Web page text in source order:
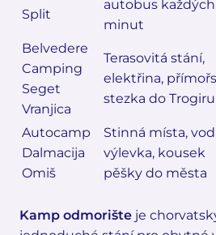
Split
autobus
minut
Belvedere
Camping
Seget
Vranjica
Terasovitá stání,
elektřina,
stezka do Trogiru
Autocamp
Dalmacija
Omiš
Stinná místa,
výlevka, kousek
pěšky do města
Kamp odmorište je